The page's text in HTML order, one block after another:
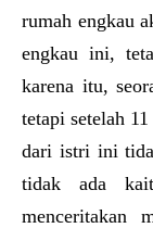
rumah engkau
engkau ini,
karena itu,
tetapi setelah
dari istri ini
tidak ada
menceritakan